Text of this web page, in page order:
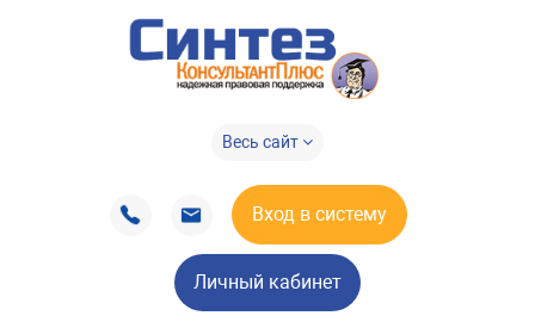
Весь сайт
Вход в систему
Личный кабинет